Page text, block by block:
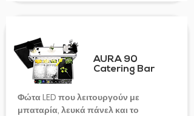
AURA 90
Catering Bar
Φώτα LED που λειτουργούν με
μπαταρία, λευκά πάνελ και το